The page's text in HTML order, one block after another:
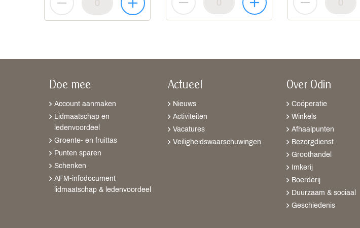
Doe mee
Account aanmaken
Lidmaatschap en
ledenvoordeel
Groente- en fruittas
Punten sparen
Schenken
AFM-infodocument
lidmaatschap & ledenvoordeel
Actueel
Nieuws
Activiteiten
Vacatures
Veiligheidswaarschuwingen
Over Odin
Coöperatie
Winkels
Afhaalpunten
Bezorgdienst
Groothandel
Imkerij
Boerderij
Duurzaam & sociaal
Geschiedenis